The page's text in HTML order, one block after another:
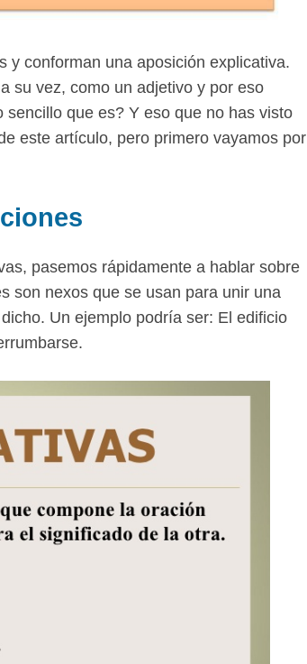
y conforman una aposición explicativa.
su vez, como un adjetivo y por eso
que es? Y eso que no has visto
este artículo, pero primero vayamos por
pasemos rápidamente a hablar sobre
son nexos que se usan para unir una
Un ejemplo podría ser: El edificio